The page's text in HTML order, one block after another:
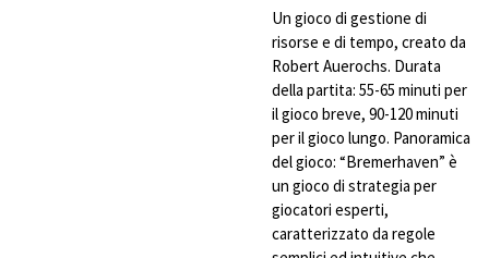
Un gioco di gestione di
risorse e di tempo, creato da
Robert Auerochs. Durata
della partita: 55-65 minuti per
ilgioco breve, 90-120minuti
perilgioco lungo. Panoramica
delgioco: “Bremerhaven” è
un gioco di strategia per
giocatori esperti,
caratterizzato da regole